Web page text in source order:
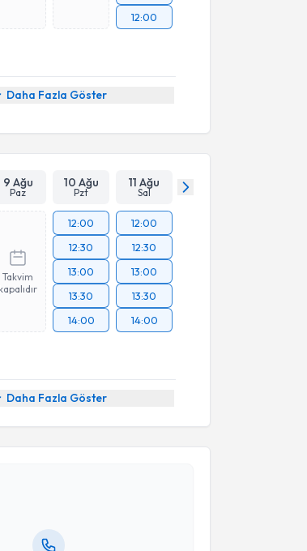
12:00
Daha Fazla Göster
9 Ağu
Paz
10 Ağu
Pzt
11 Ağu
Sal
Takvim
kapalıdır
12:00
12:30
13:00
13:30
14:00
12:00
12:30
13:00
13:30
14:00
Daha Fazla Göster